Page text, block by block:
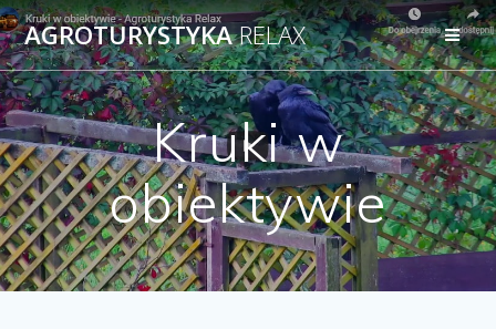
AGROTURYSTYKARELAX
Kruki w
obiektywie